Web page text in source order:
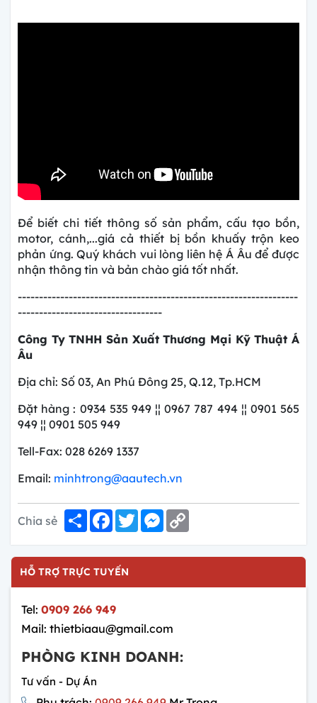
Để biết chi tiết thông số sản phẩm, cấu tạo bồn,
motor, cánh,...giá cả thiết bị bồn khuấy trộn keo
phản ứng. Quý khách vui lòng liên hệ Á Âu để được
nhận thông tin và bản chào giá tốt nhất.
------------------------------------------------------------------
----------------------------------
Công Ty TNHH Sản Xuất Thương Mại Kỹ Thuật Á
Âu
Địa chỉ: Số 03, An Phú Đông 25, Q.12, Tp.HCM
Đặt hàng : 0934 535 949 ¦¦ 0967 787 494 ¦¦ 0901 565
949 ¦¦ 0901 505 949
Tell-Fax: 028 6269 1337
Email: minhtrong@aautech.vn
Chia sẻ ShareFacebook
TwitterMessenger
HỖ TRỢ TRỰC TUYẾN
Tel: 0909 266 949
Mail: thietbiaau@gmail.com
PHÒNG KINH DOANH:
Tư vấn - Dự Án